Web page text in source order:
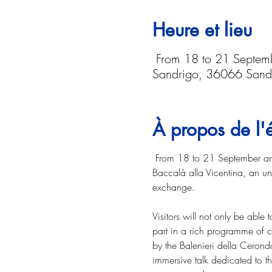
Heure et lieu
From 18 to 21
Sandrigo, 36066
À propos de
From 18 to 21 September
Baccalà alla Vicentina, an
exchange.
Visitors will not only be able
part in a rich programme of
by the Balenieri della
immersive talk dedicated to